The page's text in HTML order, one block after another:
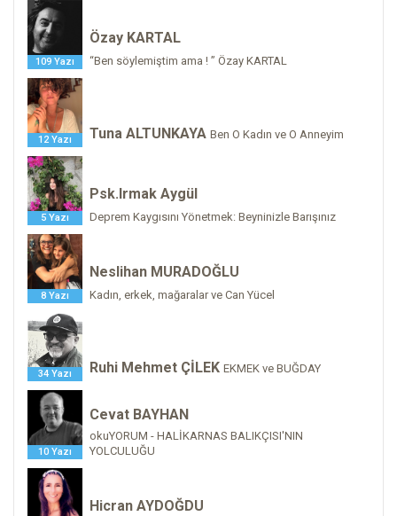
109 Yazı
Özay KARTAL
“Ben söylemiştim ama ! ” Özay KARTAL
12 Yazı Tuna ALTUNKAYA Ben O Kadın ve O Anneyim
5 Yazı
Psk.Irmak Aygül
Deprem Kaygısını Yönetmek: Beyninizle Barışınız
8 Yazı
Neslihan MURADOĞLU
Kadın, erkek, mağaralar ve Can Yücel
34 Yazı Ruhi Mehmet ÇİLEK EKMEK ve BUĞDAY
10 Yazı
Cevat BAYHAN
okuYORUM - HALİKARNAS BALIKÇISI'NIN
YOLCULUĞU
Hicran AYDOĞDU